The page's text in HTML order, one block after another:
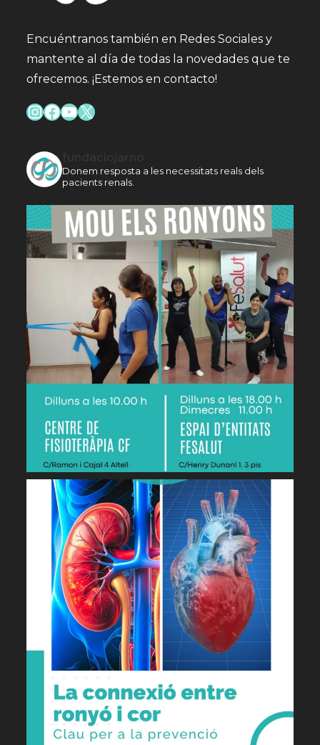
Encuéntranos también en Redes Sociales y
mantente al día de todas la novedades que te
ofrecemos. ¡Estemos en contacto!
Instagram
Facebook
YouTube
X
Donem resposta a les necessitats reals dels
pacients renals.